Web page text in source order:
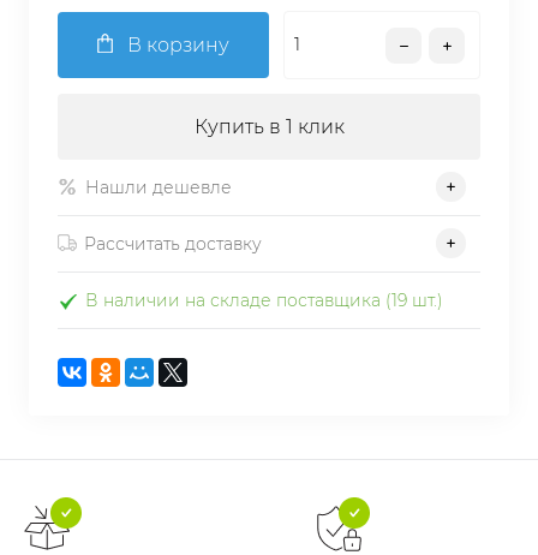
В корзину
Купить в 1 клик
Нашли дешевле
Рассчитать доставку
В наличии на складе поставщика (19 шт.)